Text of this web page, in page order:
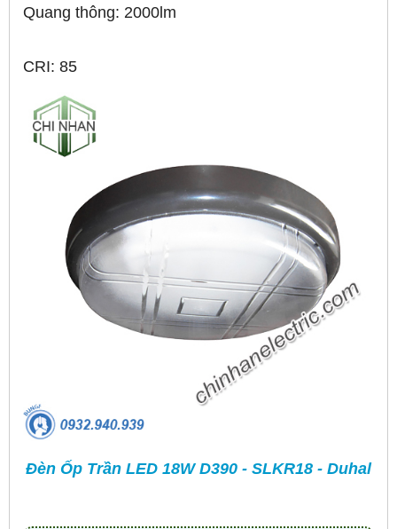
Quang thông: 2000lm
CRI: 85
Đèn Ốp Trần LED 18W D390 - SLKR18 - Duhal